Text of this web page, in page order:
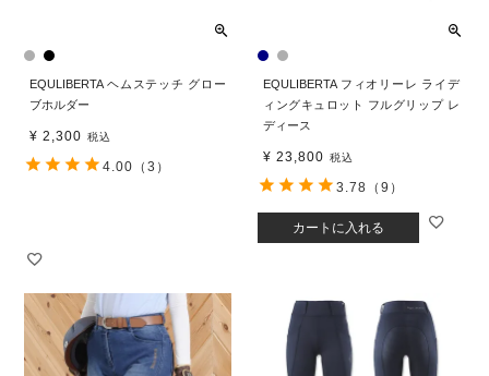
EQULIBERTA ヘムステッチ グロー
ブホルダー
¥ 2,300 税込
4.00 （3）
EQULIBERTA フィオリーレ ライデ
ィングキュロット フルグリップ レ
ディース
¥ 23,800 税込
カートに入れる
3.78 （9）